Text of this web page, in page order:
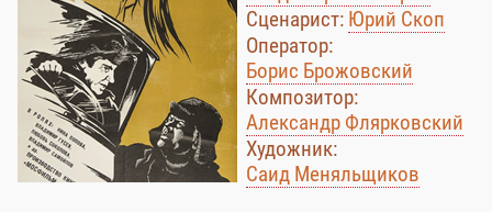
Сценарист: Юрий Скоп
Оператор:
Борис Брожовский
Композитор:
Александр Флярковский
Художник:
Саид Меняльщиков